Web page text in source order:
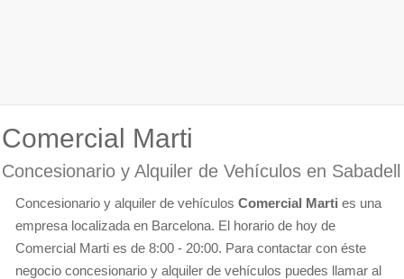
Comercial Marti
Concesionario y Alquiler de Vehículos en Sabadell
Concesionario y alquiler de vehículos Comercial Marti es una
empresa localizada en Barcelona. El horario de hoy de
Comercial Marti es de 8:00 - 20:00. Para contactar con éste
negocio concesionario y alquiler de vehículos puedes llamar al